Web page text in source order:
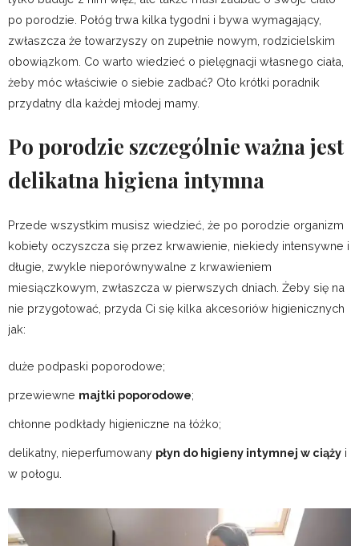
po porodzie. Połóg trwa kilka tygodni i bywa wymagający,
zwłaszcza że towarzyszy on zupełnie nowym, rodzicielskim
obowiązkom. Co warto wiedzieć o pielęgnacji własnego ciała,
żeby móc właściwie o siebie zadbać? Oto krótki poradnik
przydatny dla każdej młodej mamy.
Po porodzie szczególnie ważna jest
delikatna higiena intymna
Przede wszystkim musisz wiedzieć, że po porodzie organizm
kobiety oczyszcza się przez krwawienie, niekiedy intensywne i
długie, zwykle nieporównywalne z krwawieniem
miesiączkowym, zwłaszcza w pierwszych dniach. Żeby się na
nie przygotować, przyda Ci się kilka akcesoriów higienicznych
jak:
duże podpaski poporodowe;
przewiewne majtki poporodowe;
chłonne podkłady higieniczne na łóżko;
delikatny, nieperfumowany płyn do higieny intymnej w ciąży i
w połogu.